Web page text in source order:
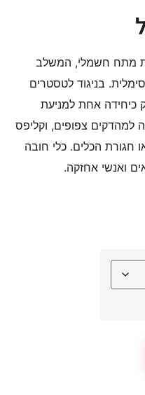
מתח חשמלי, המשלב
בניגוד לטסטרים
כיחידה אחת למניעת
למהדקים צפופים, וקליפס
חגורת הכלים. כלי חובה
ואנשי אחזקה.